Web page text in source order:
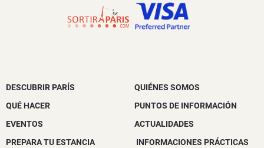
DESCUBRIR PARÍS
QUÉ HACER
EVENTOS
PREPARA TU ESTANCIA
QUIÉNES SOMOS
PUNTOS DE INFORMACIÓN
ACTUALIDADES
INFORMACIONES PRÁCTICAS